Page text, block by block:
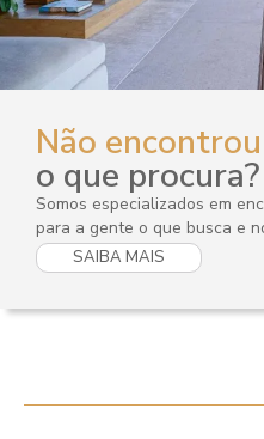
Não encontrou
o que procura?
Somos especializados em
para a gente o que busca e
SAIBA MAIS